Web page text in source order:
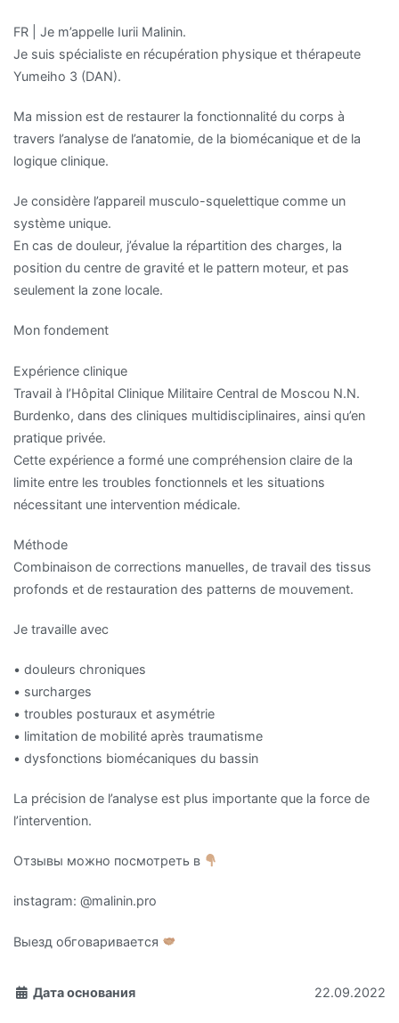
FR | Je m’appelle Iurii Malinin.
Je suis spécialiste en récupération physique et thérapeute
Yumeiho 3 (DAN).
Ma mission est de restaurer la fonctionnalité du corps à
travers l’analyse de l’anatomie, de la biomécanique et de la
logique clinique.
Je considère l’appareil musculo-squelettique comme un
système unique.
En cas de douleur, j’évalue la répartition des charges, la
position du centre de gravité et le pattern moteur, et pas
seulement la zone locale.
Mon fondement
Expérience clinique
Travail à l’Hôpital Clinique Militaire Central de Moscou N.N.
Burdenko, dans des cliniques multidisciplinaires, ainsi qu’en
pratique privée.
Cette expérience a formé une compréhension claire de la
limite entre les troubles fonctionnels et les situations
nécessitant une intervention médicale.
Méthode
Combinaison de corrections manuelles, de travail des tissus
profonds et de restauration des patterns de mouvement.
Je travaille avec
• douleurs chroniques
• surcharges
• troubles posturaux et asymétrie
• limitation de mobilité après traumatisme
• dysfonctions biomécaniques du bassin
La précision de l’analyse est plus importante que la force de
l’intervention.
Отзывы можно посмотреть в
instagram: @malinin.pro
Выезд обговаривается
Дата основания 22.09.2022